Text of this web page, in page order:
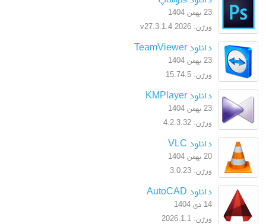
23 بهمن 1404
ورژن: 2026 v27.3.1.4
دانلود TeamViewer
23 بهمن 1404
ورژن: 15.74.5
دانلود KMPlayer
23 بهمن 1404
ورژن: 4.2.3.32
دانلود VLC
20 بهمن 1404
ورژن: 3.0.23
دانلود AutoCAD
14 دی 1404
ورژن: 2026.1.1